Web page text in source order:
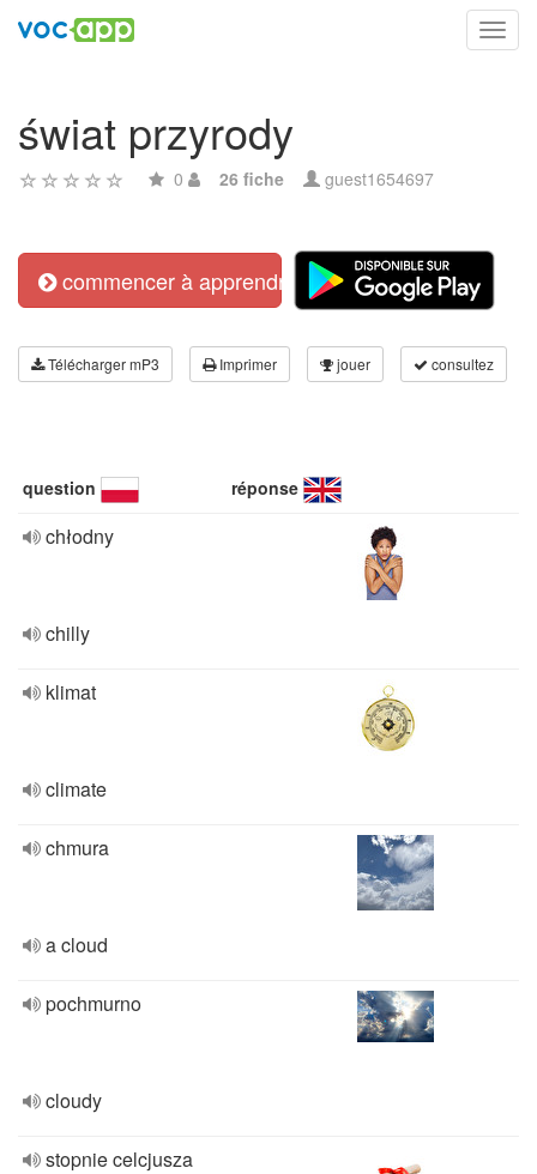
świat przyrody
0 26 fiche guest1654697
commencer à apprendre
Télécharger mP3 Imprimer jouer consultez
question réponse
chłodny
chilly
klimat
climate
chmura
a cloud
pochmurno
cloudy
stopnie celcjusza